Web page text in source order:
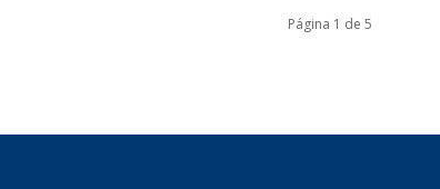
Página 1 de 5